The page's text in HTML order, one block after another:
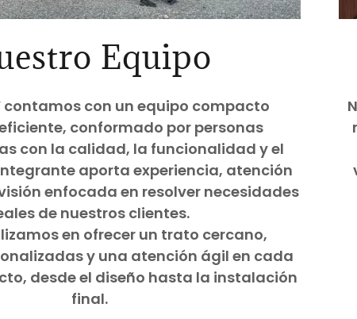
Equipo
contamos con un equipo compacto
conformado por personas
con la calidad, la funcionalidad y el
aporta experiencia, atención
enfocada en resolver necesidades
de nuestros clientes.
en ofrecer un trato cercano,
y una atención ágil en cada
desde el diseño hasta la instalación
final.